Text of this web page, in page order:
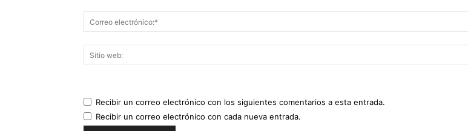
Recibir un correo electrónico con los siguientes comentarios a esta entrada.
Recibir un correo electrónico con cada nueva entrada.